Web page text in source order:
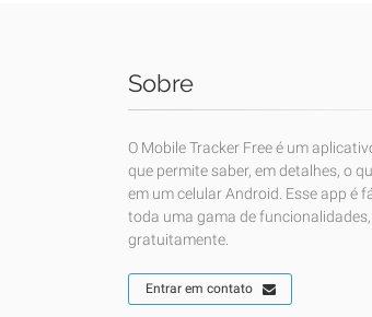
Sobre
O Mobile Tracker Free é um
que permite saber, em detalhes, o
em um celular Android. Esse app é
toda uma gama de
gratuitamente.
Entrar em contato